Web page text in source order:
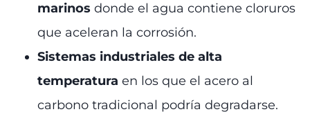
marinos donde el agua contiene cloruros
que aceleran la corrosión.
Sistemas industriales de alta
temperatura en los que el acero al
carbono tradicional podría degradarse.